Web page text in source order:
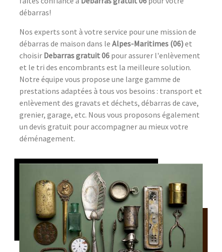
débarras!
Nos experts sont à votre service pour une mission de
débarras de maison dans le Alpes-Maritimes (06)et
choisir Debarras gratuit 06 pour assurer l'enlèvement
et le tri des encombrants est la meilleure solution.
Notre équipe vous propose une large gamme de
prestations adaptées à tous vos besoins : transport et
enlèvement des gravats et déchets, débarras de cave,
grenier, garage, etc. Nous vous proposons également
un devis gratuit pour accompagner au mieux votre
déménagement.